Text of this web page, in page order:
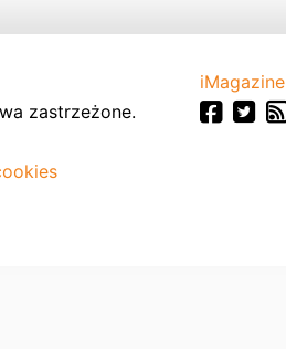
zastrzeżone.
iMagazine